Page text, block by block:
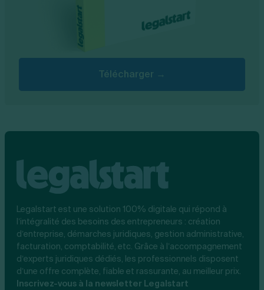
Télécharger →
Legalstart est une solution 100% digitale qui répond à
l’intégralité des besoins des entrepreneurs : création
d’entreprise, démarches juridiques, gestion administrative,
facturation, comptabilité, etc. Grâce à l’accompagnement
d’experts juridiques dédiés, les professionnels disposent
d’une offre complète, fiable et rassurante, au meilleur prix.
Inscrivez-vous à la newsletter Legalstart